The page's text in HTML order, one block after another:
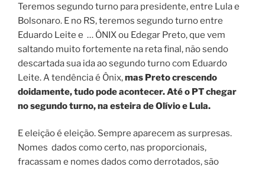
Teremos segundo turno para presidente, entre Lula e
Bolsonaro. E no RS, teremos segundo turno entre
Eduardo Leite e … ÔNIX ou Edegar Preto, que vem
saltando muito fortemente na reta final, não sendo
descartada sua ida ao segundo turno com Eduardo
Leite. A tendência é Ônix,mas Preto crescendo
doidamente, tudo pode acontecer. Até o PT chegar
no segundo turno, na esteira de Olívio e Lula.
E eleição é eleição. Sempre aparecem as surpresas.
Nomes dados como certo, nas proporcionais,
fracassam e nomes dados como derrotados, são